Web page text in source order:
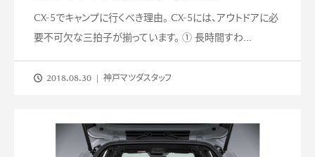
CX-5でキャンプに行くべき理由。 CX-5には、アウトドアに必
要不可欠な三拍子が揃っています。 ① 長時間すわ...
2018.08.30 神戸マツダスタッフ